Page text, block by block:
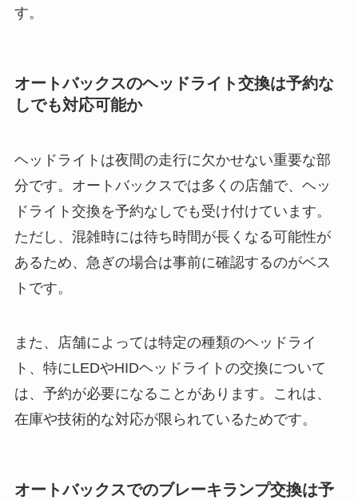
す。
オートバックスのヘッドライト交換は予約な
しでも対応可能か
ヘッドライトは夜間の走行に欠かせない重要な部
分です。オートバックスでは多くの店舗で、ヘッ
ドライト交換を予約なしでも受け付けています。
ただし、混雑時には待ち時間が長くなる可能性が
あるため、急ぎの場合は事前に確認するのがベス
トです。
また、店舗によっては特定の種類のヘッドライ
ト、特にLEDやHIDヘッドライトの交換について
は、予約が必要になることがあります。これは、
在庫や技術的な対応が限られているためです。
オートバックスでのブレーキランプ交換は予